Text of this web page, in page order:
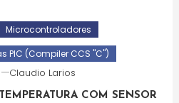
Microcontroladores
PIC (Compiler CCS "C")
Claudio Larios
COM SENSOR